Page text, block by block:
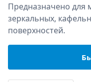
Предназначено для
зеркальных,
поверхностей.